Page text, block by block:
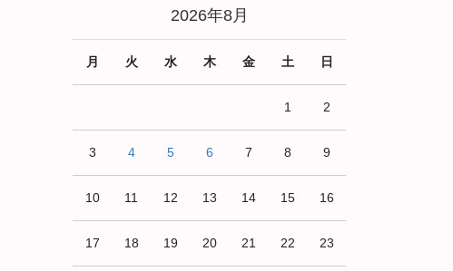
2026年8月
月 火 水 木 金 土 日
1 2
3 4 5 6 7 8 9
10 11 12 13 14 15 16
17 18 19 20 21 22 23